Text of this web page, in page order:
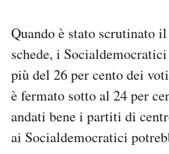
Quando è stato scrutinato
schede, i
più del 26 per cento dei
è fermato sotto al 24 per
andati bene i partiti di
ai Socialdemocratici